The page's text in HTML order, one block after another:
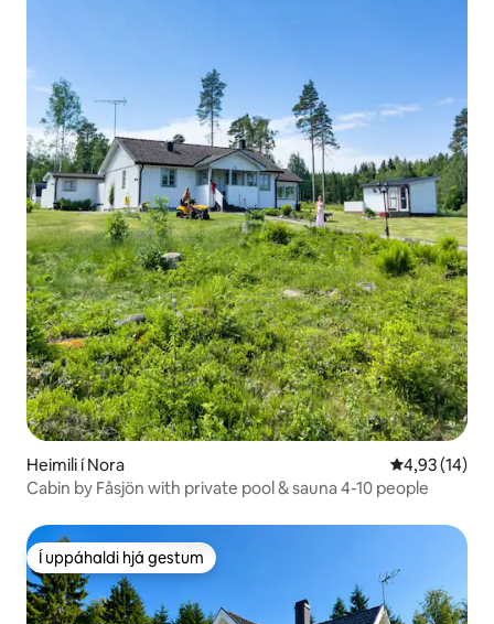
Heimili í Nora 4,93 af 5 í
4,93 (14)
Cabin by Fåsjön with private pool & sauna 4-10 people
Í uppáhaldi hjá gestum
Í uppáhaldi hjá gestum